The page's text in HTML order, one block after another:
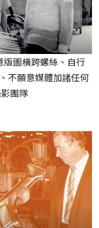
版圖橫跨螺絲、自行
不願意媒體加諸任何
團隊